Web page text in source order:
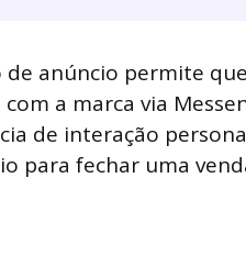
de anúncio permite
com a marca via
de interação
para fechar uma